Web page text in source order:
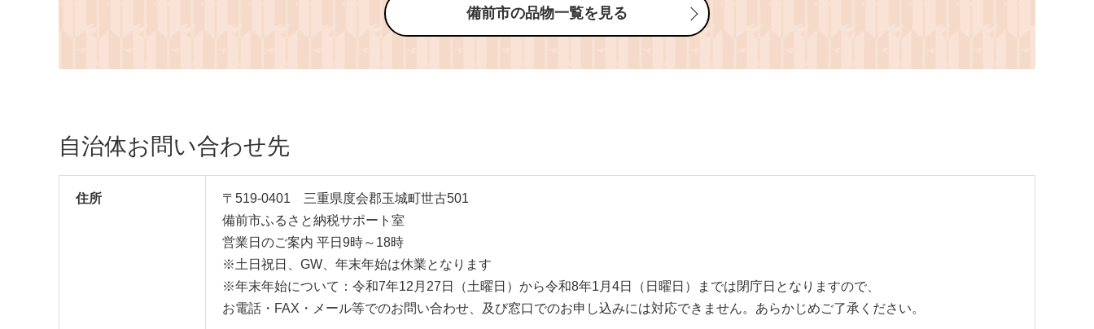
カット 晴王 フルーツ
房 種無し 高糖度 】hz-
上完熟】
備前市の品物一覧を見る
自治体お問い合わせ先
住所
〒519-0401 三重県度会郡玉城町世古501
備前市ふるさと納税サポート室
営業日のご案内 平日9時～18時
※土日祝日、GW、年末年始は休業となります
※年末年始について：令和7年12月27日（土曜日）から令和8年1月4日（日曜日）までは閉庁日となりますので、
お電話・FAX・メール等でのお問い合わせ、及び窓口でのお申し込みには対応できません。あらかじめご了承ください。